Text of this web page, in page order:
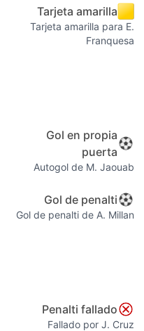
Tarjeta amarilla
Tarjeta amarilla para E.
Franquesa
Gol en propia
puerta
Autogol de M. Jaouab
Gol de penalti
Gol de penalti de A. Millan
Penalti fallado
Fallado por J. Cruz